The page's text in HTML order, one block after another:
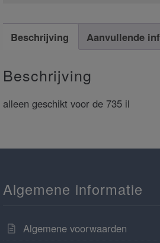
Beschrijving Aanvullende
Beschrijving
alleen geschikt voor de 735 il
Algemene informatie
Algemene voorwaarden